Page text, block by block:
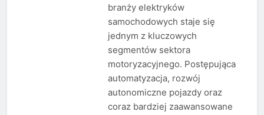
branży elektryków
samochodowych staje się
jednym z kluczowych
segmentów sektora
motoryzacyjnego. Postępująca
automatyzacja, rozwój
autonomiczne pojazdy oraz
coraz bardziej zaawansowane